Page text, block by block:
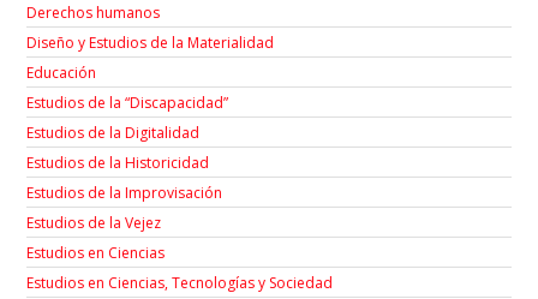
Derechos humanos
Diseño y Estudios de la Materialidad
Educación
Estudios de la “Discapacidad”
Estudios de la Digitalidad
Estudios de la Historicidad
Estudios de la Improvisación
Estudios de la Vejez
Estudios en Ciencias
Estudios en Ciencias, Tecnologías y Sociedad